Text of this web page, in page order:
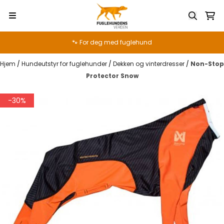
🐾 For deg med fuglehund
Hjem / Hundeutstyr for fuglehunder / Dekken og vinterdresser / Non-Stop
Protector Snow
-30%